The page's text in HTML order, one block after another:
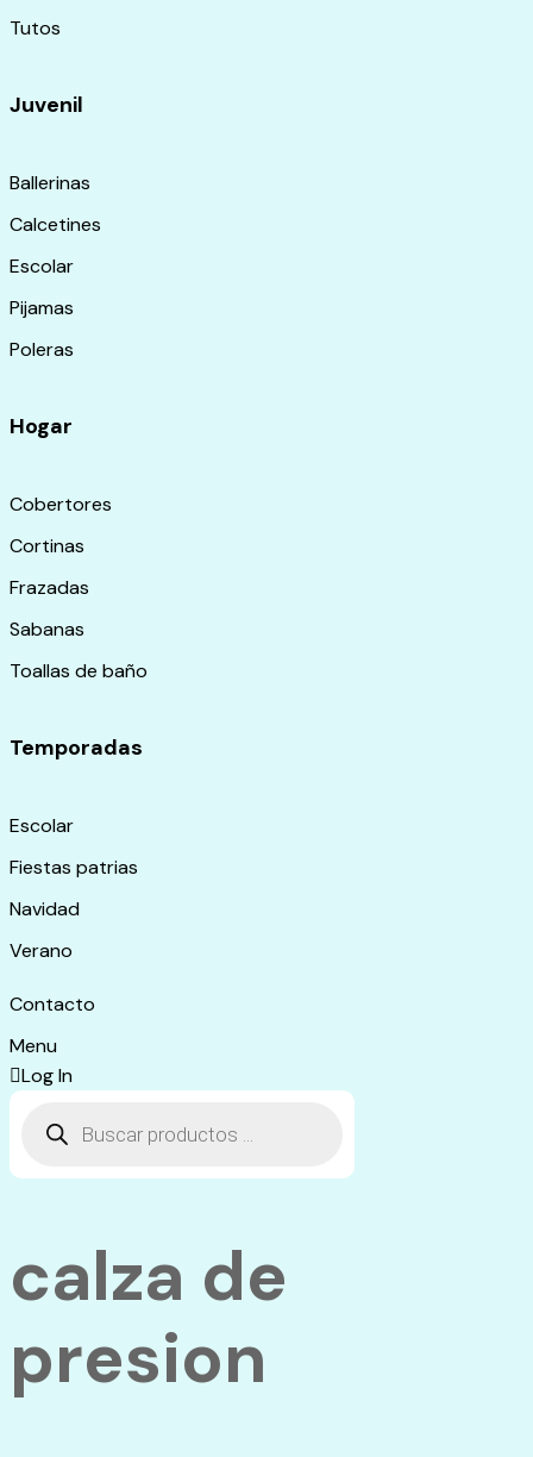
Tutos
Juvenil
Ballerinas
Calcetines
Escolar
Pijamas
Poleras
Hogar
Cobertores
Cortinas
Frazadas
Sabanas
Toallas de baño
Temporadas
Escolar
Fiestas patrias
Navidad
Verano
Contacto
Menu
Log In
productos
calza de
presion